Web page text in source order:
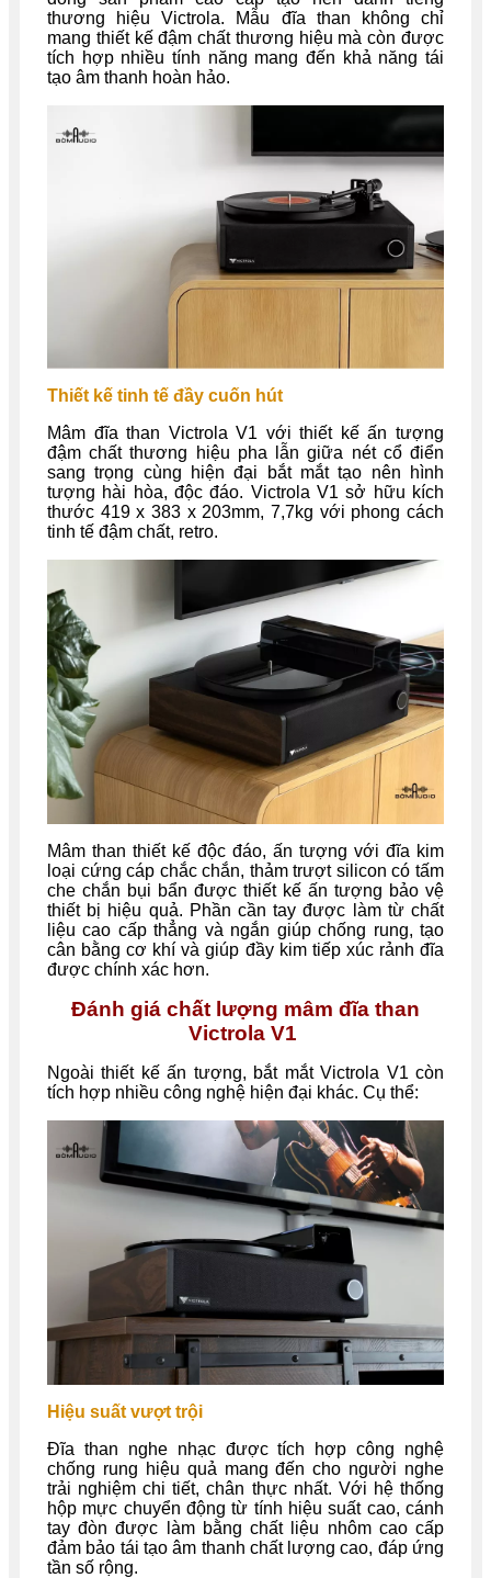
thương hiệu Victrola. Mẫu đĩa than không chỉ
mang thiết kế đậm chất thương hiệu mà còn được
tích hợp nhiều tính năng mang đến khả năng tái
tạo âm thanh hoàn hảo.
Thiết kế tinh tế đầy cuốn hút
Mâm đĩa than Victrola V1 với thiết kế ấn tượng
đậm chất thương hiệu pha lẫn giữa nét cổ điển
sang trọng cùng hiện đại bắt mắt tạo nên hình
tượng hài hòa, độc đáo. Victrola V1 sở hữu kích
thước 419 x 383 x 203mm, 7,7kg với phong cách
tinh tế đậm chất, retro.
Mâm than thiết kế độc đáo, ấn tượng với đĩa kim
loại cứng cáp chắc chắn, thảm trượt silicon có tấm
che chắn bụi bẩn được thiết kế ấn tượng bảo vệ
thiết bị hiệu quả. Phần cần tay được làm từ chất
liệu cao cấp thẳng và ngắn giúp chống rung, tạo
cân bằng cơ khí và giúp đầy kim tiếp xúc rảnh đĩa
được chính xác hơn.
Đánh giá chất lượng mâm đĩa than
Victrola V1
Ngoài thiết kế ấn tượng, bắt mắtVictrola V1 còn
tích hợp nhiều công nghệ hiện đại khác. Cụ thể:
Hiệu suất vượt trội
Đĩa than nghe nhạc được tích hợp công nghệ
chống rung hiệu quả mang đến cho người nghe
trải nghiệm chi tiết, chân thực nhất. Với hệ thống
hộp mực chuyển động từ tính hiệu suất cao, cánh
tay đòn được làm bằng chất liệu nhôm cao cấp
đảm bảo tái tạo âm thanh chất lượng cao, đáp ứng
tần số rộng.